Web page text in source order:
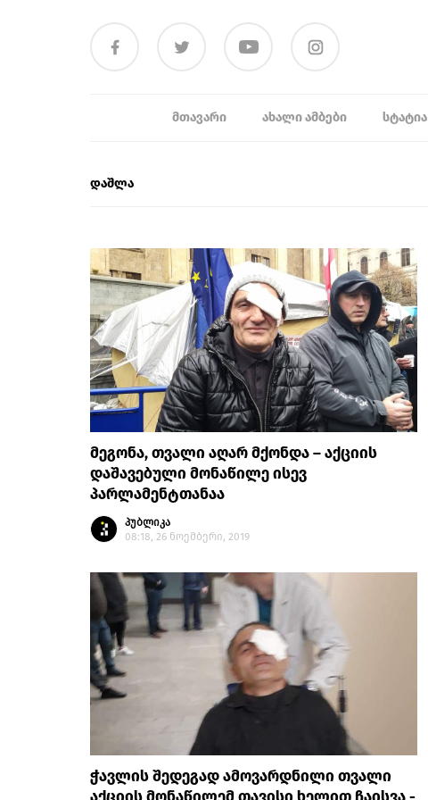
ᲛᲗᲐᲕᲐᲠᲘ ᲐᲮᲐᲚᲘ ᲐᲛᲑᲔᲑᲘ ᲡᲢᲐᲢᲘᲐ
დაშლა
მეგონა, თვალი აღარ მქონდა – აქციის
დაშავებული მონაწილე ისევ
პარლამენტთანაა
პუბლიკა
08:18, 26 ნოემბერი, 2019
ჭავლის შედეგად ამოვარდნილი თვალი